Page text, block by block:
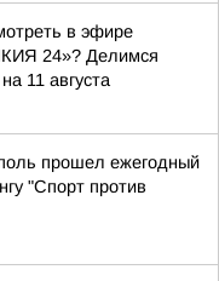
в эфире
24»? Делимся
11 августа
прошел ежегодный
"Спорт против